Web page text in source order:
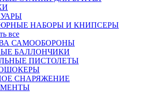
НАБОРЫ И КНИПСЕРЫ
все
САМООБОРОНЫ
БАЛЛОНЧИКИ
ПИСТОЛЕТЫ
СНАРЯЖЕНИЕ